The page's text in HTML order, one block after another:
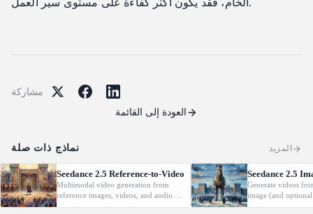
الخام، فقد يكون أكثر كفاءة على مستوى سير العمل.
مشاركة
العودة إلى القائمة
نماذج ذات صلة المزيد
Seedance 2.5 Reference-to-Video
Multimodal video generation from
reference images, videos, and audio.
Supports video editing and extension.
Seedance 2.5
Generate videos
image (and
with native audio.